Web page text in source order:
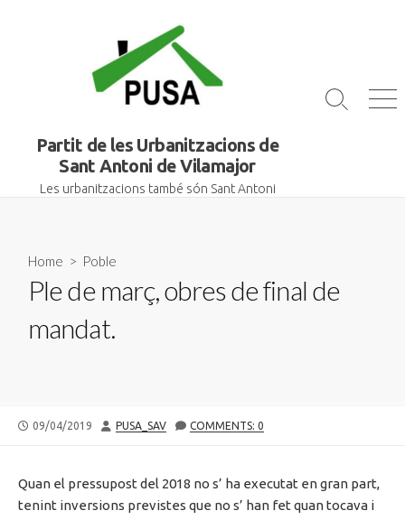
Partit de les Urbanitzacions de
Sant Antoni de Vilamajor
Les urbanitzacions també són Sant Antoni
Search
Home > Poble
Ple de març, obres de final de
mandat.
PUBLISHED
09/04/2019 AUTHOR
PUSA_SAV COMMENTS: 0
Quan el pressupost del 2018 no s’ ha executat en gran part,
tenint inversions previstes que no s’ han fet quan tocava i